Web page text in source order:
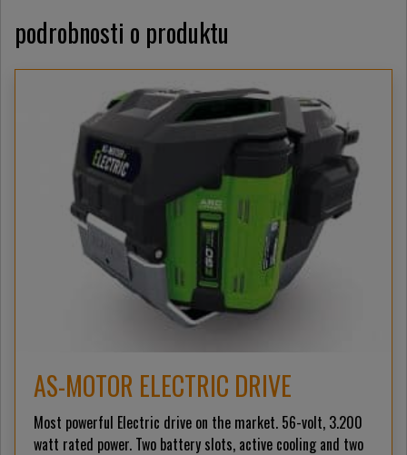
podrobnosti o produktu
AS-MOTOR ELECTRIC DRIVE
Most powerful Electric drive on the market. 56-volt, 3.200
watt rated power. Two battery slots, active cooling and two